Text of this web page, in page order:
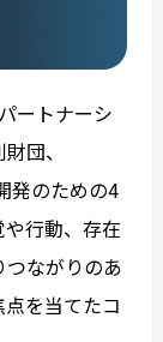
ートナーシ
団、
発のための4
行動、存在
ながりのあ
を当てたコ